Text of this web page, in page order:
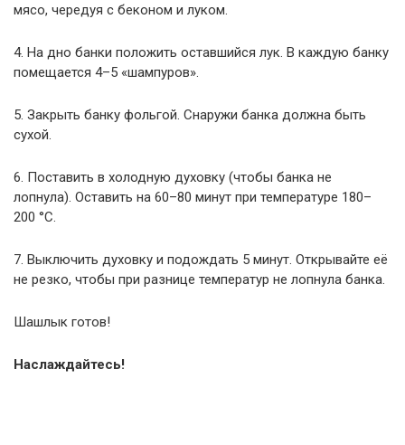
мясо, чередуя с беконом и луком.
4. На дно банки положить оставшийся лук. В каждую банку
помещается 4–5 «шампуров».
5. Закрыть банку фольгой. Снаружи банка должна быть
сухой.
6. Поставить в холодную духовку (чтобы банка не
лопнула). Оставить на 60–80 минут при температуре 180–
200 °C.
7. Выключить духовку и подождать 5 минут. Открывайте её
не резко, чтобы при разнице температур не лопнула банка.
Шашлык готов!
Наслаждайтесь!